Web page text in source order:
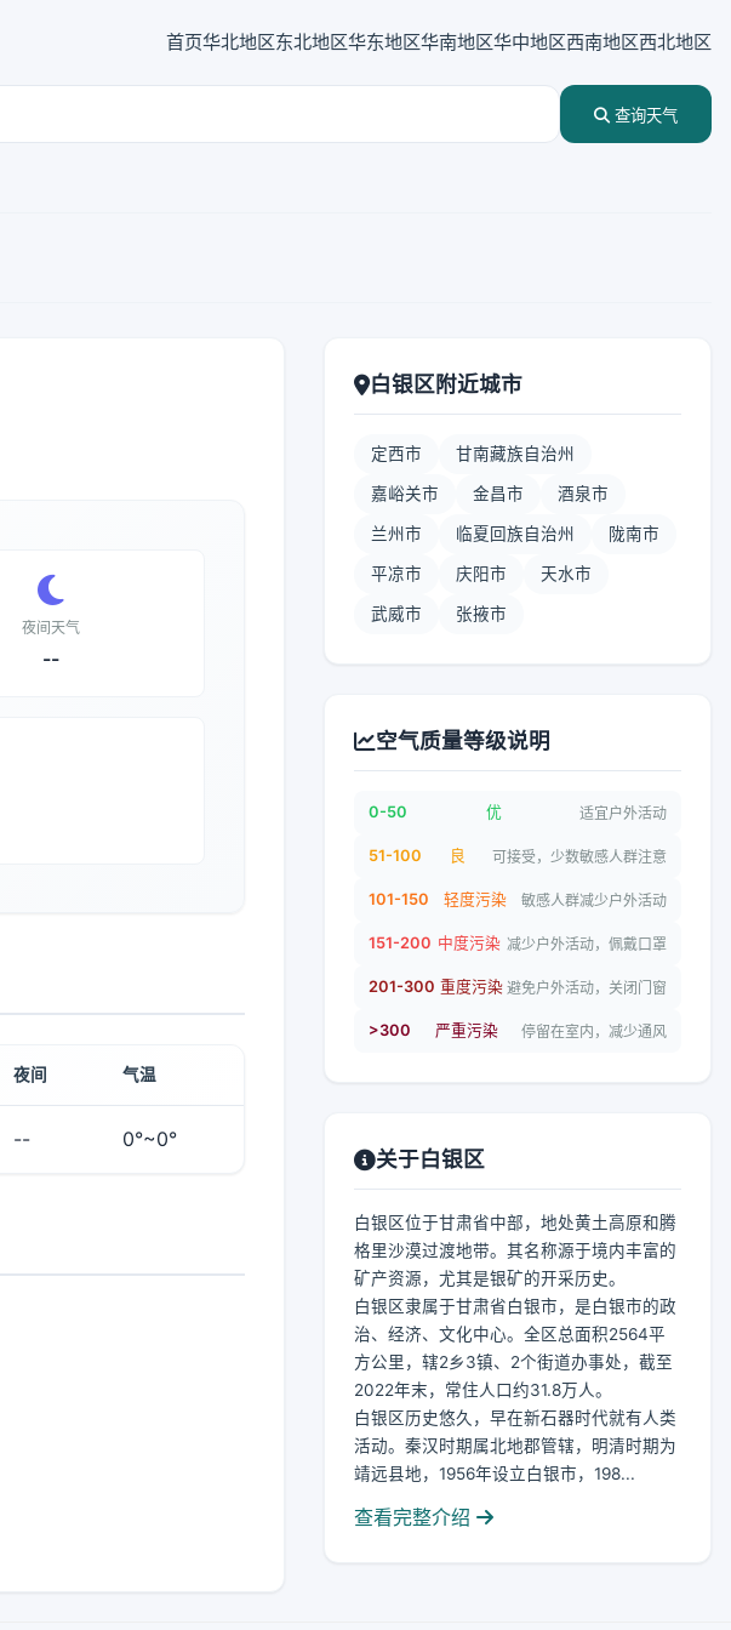
首页华北地区东北地区华东地区华南地区华中地区西南地区西北地区
查询天气
夜间天气
--
夜间 气温
-- 0°~0°
白银区附近城市
定西市 甘南藏族自治州
嘉峪关市 金昌市 酒泉市
兰州市 临夏回族自治州 陇南市
平凉市 庆阳市 天水市
武威市 张掖市
空气质量等级说明
0-50 优 适宜户外活动
51-100 良 可接受，少数敏感人群注意
101-150 轻度污染 敏感人群减少户外活动
151-200 中度污染 减少户外活动，佩戴口罩
201-300 重度污染 避免户外活动，关闭门窗
>300 严重污染 停留在室内，减少通风
关于白银区
白银区位于甘肃省中部，地处黄土高原和腾
格里沙漠过渡地带。其名称源于境内丰富的
矿产资源，尤其是银矿的开采历史。
白银区隶属于甘肃省白银市，是白银市的政
治、经济、文化中心。全区总面积2564平
方公里，辖2乡3镇、2个街道办事处，截至
2022年末，常住人口约31.8万人。
白银区历史悠久，早在新石器时代就有人类
活动。秦汉时期属北地郡管辖，明清时期为
靖远县地，1956年设立白银市，198...
查看完整介绍